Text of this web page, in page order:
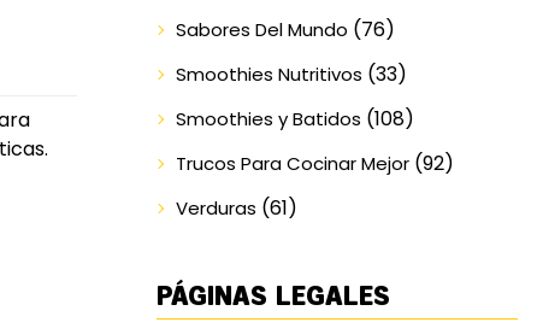
Sabores Del Mundo (76)
Smoothies Nutritivos (33)
Smoothies y Batidos (108)
Trucos Para Cocinar Mejor(92)
Verduras (61)
PÁGINAS LEGALES